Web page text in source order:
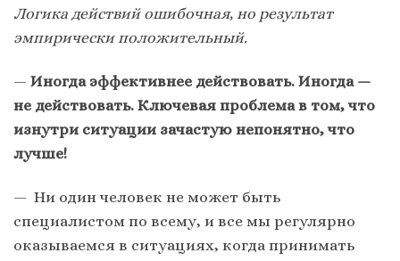
Логика действий ошибочная, но результат
эмпирически положительный.
— Иногда эффективнее действовать. Иногда —
не действовать. Ключевая проблема в том, что
изнутри ситуации зачастую непонятно, что
лучше!
— Ни один человек не может быть
специалистом по всему, и все мы регулярно
оказываемся в ситуациях, когда принимать